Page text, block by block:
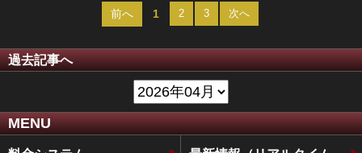
前へ 1 2 3 次へ
過去記事へ
MENU